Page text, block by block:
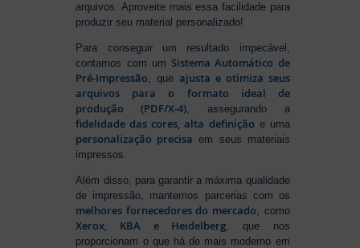
arquivos. Aproveite mais essa facilidade para
produzir seu material personalizado!
Para conseguir um resultado impecável,
contamos com um Sistema Automático de
Pré-Impressão , queajusta e otimiza seus
arquivos para o formato ideal de
produção (PDF/X-4) , assegurando a
fidelidade das cores, alta definição e uma
personalização precisa em seus materiais
impressos.
Além disso, para garantir a máxima qualidade
de impressão, mantemos parcerias com os
melhores fornecedores do mercado , como
Xerox, KBA e Heidelberg , que nos
proporcionam o que há de mais moderno em